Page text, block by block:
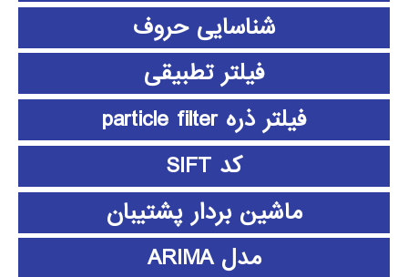
شناسایی حروف
فیلتر تطبیقی
فیلتر ذره particle filter
کد SIFT
ماشین بردار پشتیبان
مدل ARIMA